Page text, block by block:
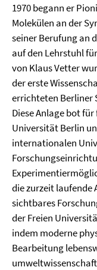
1970 begann er
Molekülen an der
seiner Berufung an
auf den Lehrstuhl
von Klaus Vetter
der erste
errichteten Berliner
Diese Anlage bot
Universität Berlin
internationalen
die zurzeit laufende
sichtbares
der Freien
indem moderne
Bearbeitung